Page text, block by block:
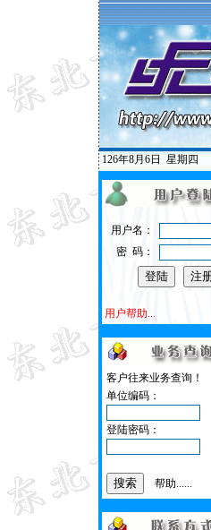
126年8月6日 星期四
用户名：
密 码：
用户帮助...
客户往来业务查询！
单位编码：
登陆密码：
帮助......